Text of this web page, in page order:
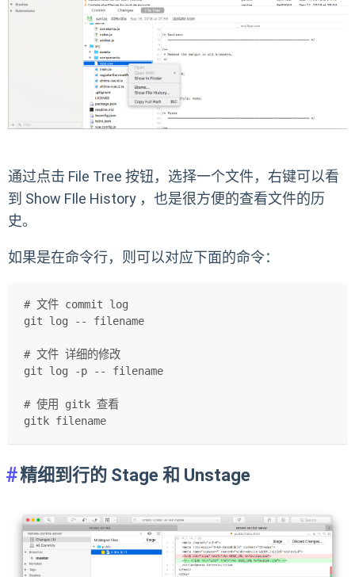
通过点击 File Tree 按钮，选择一个文件，右键可以看
到 Show FIle History ，也是很方便的查看文件的历
史。
如果是在命令行，则可以对应下面的命令：
# 文件 commit log
git log -- filename
# 文件 详细的修改
git log -p -- filename
# 使用 gitk 查看
gitk filename
精细到行的 Stage 和 Unstage